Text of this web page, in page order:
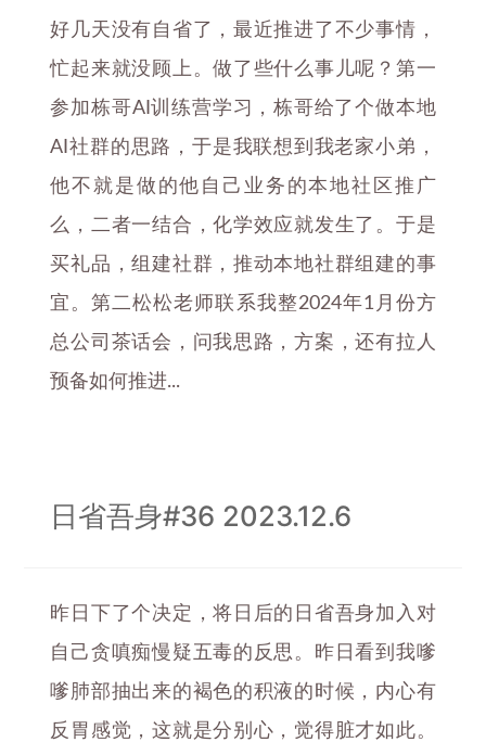
好几天没有自省了，最近推进了不少事情，
忙起来就没顾上。做了些什么事儿呢？第一
参加栋哥AI训练营学习，栋哥给了个做本地
AI社群的思路，于是我联想到我老家小弟，
他不就是做的他自己业务的本地社区推广
么，二者一结合，化学效应就发生了。于是
买礼品，组建社群，推动本地社群组建的事
宜。第二松松老师联系我整2024年1月份方
总公司茶话会，问我思路，方案，还有拉人
预备如何推进...
日省吾身#36 2023.12.6
昨日下了个决定，将日后的日省吾身加入对
自己贪嗔痴慢疑五毒的反思。昨日看到我嗲
嗲肺部抽出来的褐色的积液的时候，内心有
反胃感觉，这就是分别心，觉得脏才如此。